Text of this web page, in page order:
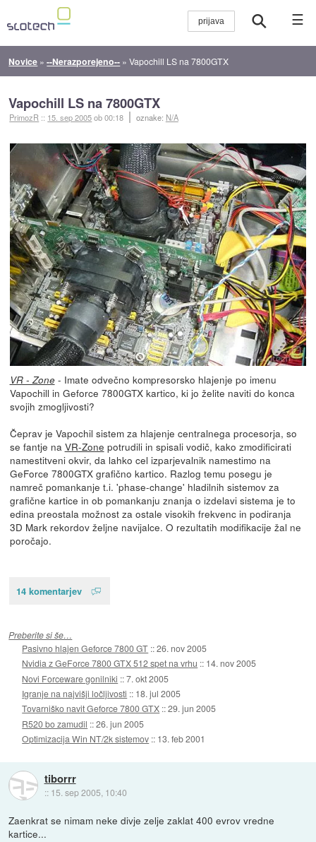
☰
Novice »--Nerazporejeno-- »Vapochill LS na 7800GTX
Vapochill LS na 7800GTX
PrimozR :: 15. sep 2005ob 00:18 oznake: N/A
VR - Zone- Imate odvečno kompresorsko hlajenje po imenu
Vapochill in Geforce 7800GTX kartico, ki jo želite naviti do konca
svojih zmogljivosti?
Čeprav je Vapochil sistem za hlajenje centralnega procesorja, so
se fantje na VR-Zone potrudili in spisali vodič, kako zmodificirati
namestitveni okvir, da lahko cel izparjevalnik namestimo na
GeForce 7800GTX grafično kartico. Razlog temu posegu je
namreč pomankanje t.i. 'phase-change' hladilnih sistemov za
grafične kartice in ob pomankanju znanja o izdelavi sistema je to
edina preostala možnost za ostale visokih frekvenc in podiranja
3D Mark rekordov željne navijalce. O rezultatih modifikacije žal ne
poročajo.
14 komentarjev
Preberite si še…
Pasivno hlajen Geforce 7800 GT ::26. nov 2005
Nvidia z GeForce 7800 GTX 512 spet na vrhu :: 14. nov 2005
Novi Forceware gonilniki ::7. okt 2005
Igranje na najvišji ločljivosti :: 18. jul 2005
Tovarniško navit Geforce 7800 GTX ::29. jun 2005
R520 bo zamudil ::26. jun 2005
Optimizacija Win NT/2k sistemov :: 13. feb 2001
tiborrr
:: 15. sep 2005, 10:40
Zaenkrat se nimam neke divje zelje zaklat 400 evrov vredne
kartice...